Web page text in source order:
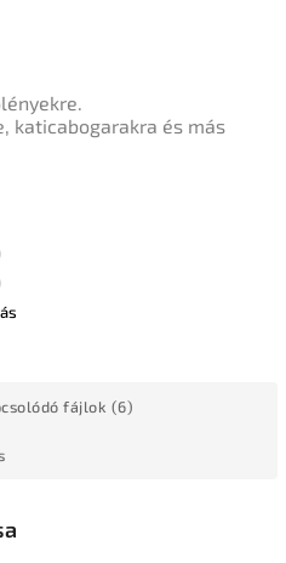
katicabogarakra és más
fájlok (6)